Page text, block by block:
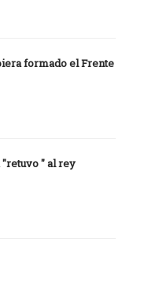
formado el Frente
"retuvo " al rey